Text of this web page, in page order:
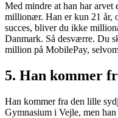
Med mindre at han har arvet
millionær. Han er kun 21 år,
succes, bliver du ikke
Danmark. Så desværre. Du
million på MobilePay,
5. Han kommer
Han kommer fra den lille
Gymnasium i Vejle, men